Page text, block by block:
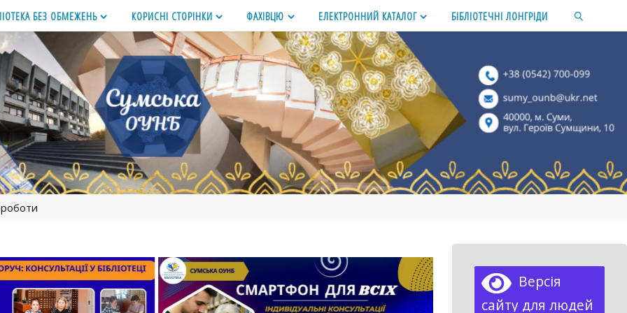
БЕЗ ОБМЕЖЕНЬ КОРИСНІ СТОРІНКИ ФАХІВЦЮ ЕЛЕКТРОННИЙ КАТАЛОГ БІБЛІОТЕЧНІ ЛОНГРІДИ
Версія
сайту для людей